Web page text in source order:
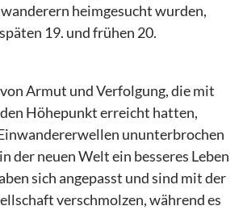
heimgesucht wurden,
19. und frühen 20.
Armut und Verfolgung, die mit
Höhepunkt erreicht hatten,
ununterbrochen
der neuen Welt ein besseres Leben
sich angepasst und sind mit der
verschmolzen, während es